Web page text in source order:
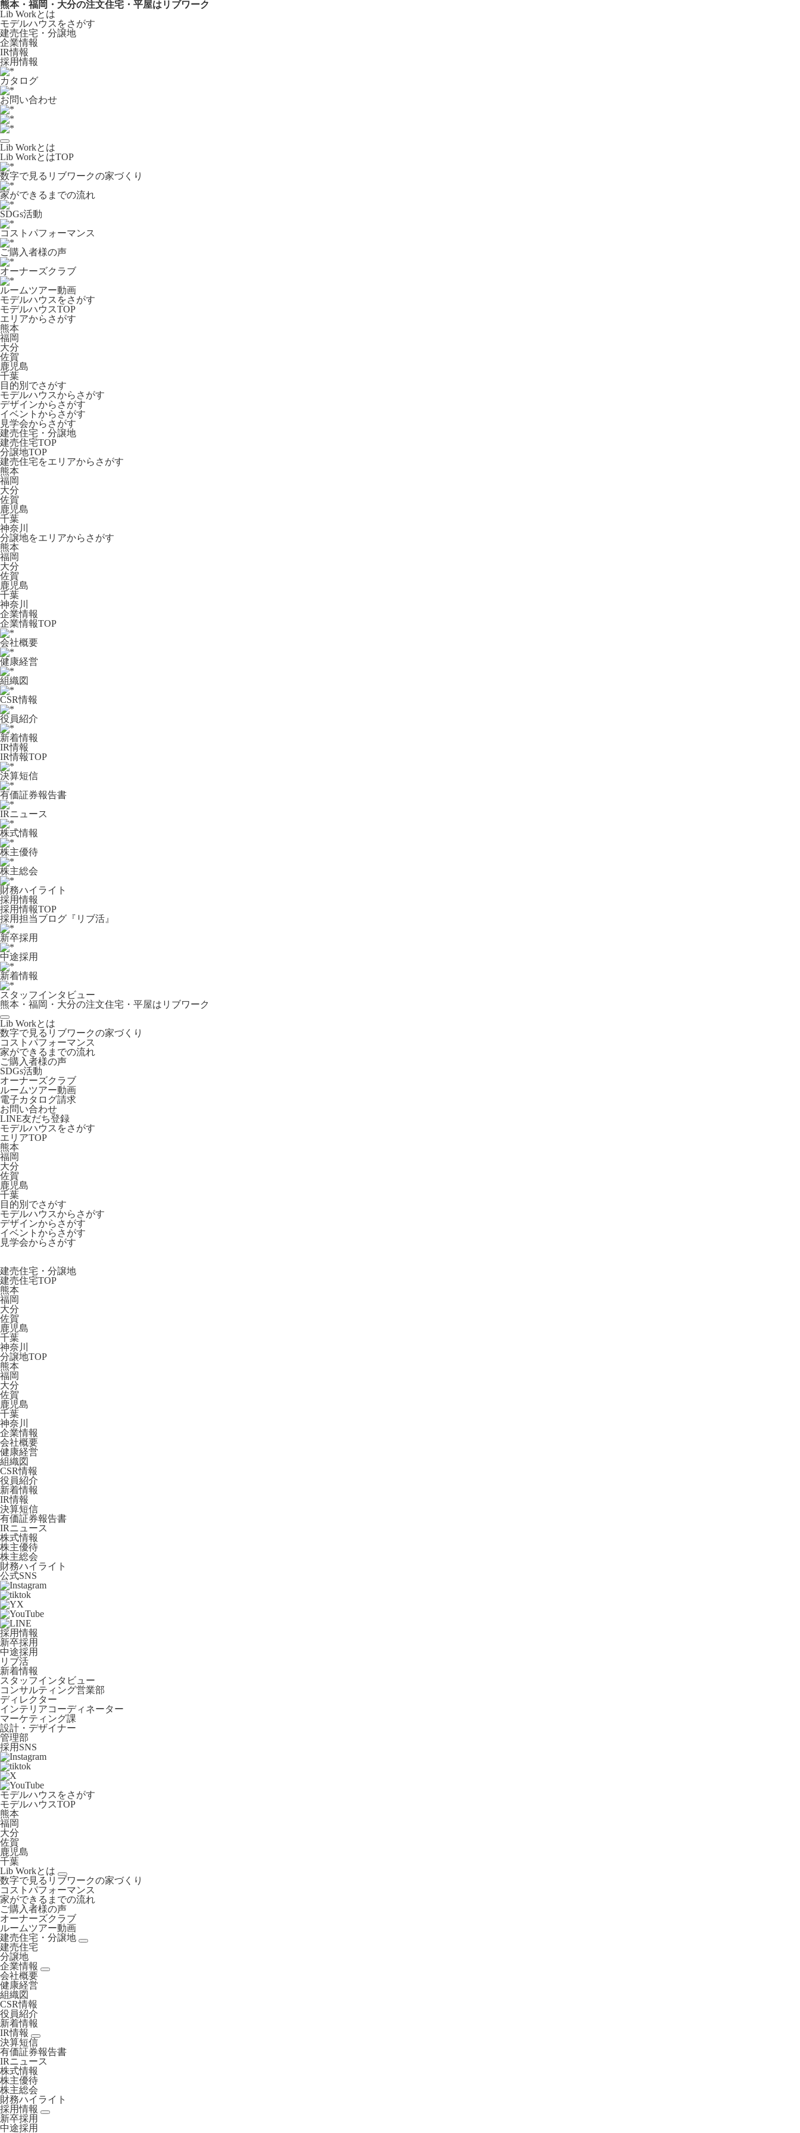
熊本・福岡・大分の注文住宅・平屋はリブワーク
Lib Workとは
モデルハウスをさがす
建売住宅・分譲地
企業情報
IR情報
採用情報
カタログ
お問い合わせ
Lib Workとは
Lib WorkとはTOP
数字で⾒るリブワークの家づくり
家ができるまでの流れ
SDGs活動
コストパフォーマンス
ご購入者様の声
オーナーズクラブ
ルームツアー動画
モデルハウスをさがす
モデルハウスTOP
エリアからさがす
熊本
福岡
大分
佐賀
鹿児島
千葉
目的別でさがす
モデルハウスからさがす
デザインからさがす
イベントからさがす
見学会からさがす
建売住宅・分譲地
建売住宅TOP
分譲地TOP
建売住宅をエリアからさがす
熊本
福岡
大分
佐賀
鹿児島
千葉
神奈川
分譲地をエリアからさがす
熊本
福岡
大分
佐賀
鹿児島
千葉
神奈川
企業情報
企業情報TOP
会社概要
健康経営
組織図
CSR情報
役員紹介
新着情報
IR情報
IR情報TOP
決算短信
有価証券報告書
IRニュース
株式情報
株主優待
株主総会
財務ハイライト
採用情報
採用情報TOP
採用担当ブログ『リブ活』
新卒採用
中途採用
新着情報
スタッフインタビュー
熊本・福岡・大分の注文住宅・平屋はリブワーク
Lib Workとは
数字で見るリブワークの家づくり
コストパフォーマンス
家ができるまでの流れ
ご購入者様の声
SDGs活動
オーナーズクラブ
ルームツアー動画
電子カタログ請求
お問い合わせ
LINE友だち登録
モデルハウスをさがす
エリアTOP
熊本
福岡
大分
佐賀
鹿児島
千葉
目的別でさがす
モデルハウスからさがす
デザインからさがす
イベントからさがす
見学会からさがす
建売住宅・分譲地
建売住宅TOP
熊本
福岡
大分
佐賀
鹿児島
千葉
神奈川
分譲地TOP
熊本
福岡
大分
佐賀
鹿児島
千葉
神奈川
企業情報
会社概要
健康経営
組織図
CSR情報
役員紹介
新着情報
IR情報
決算短信
有価証券報告書
IRニュース
株式情報
株主優待
株主総会
財務ハイライト
公式SNS
採用情報
新卒採用
中途採用
リブ活
新着情報
スタッフインタビュー
コンサルティング営業部
ディレクター
インテリアコーディネーター
マーケティング課
設計・デザイナー
管理部
採用SNS
モデルハウスをさがす
モデルハウスTOP
熊本
福岡
大分
佐賀
鹿児島
千葉
Lib Workとは
数字で見るリブワークの家づくり
コストパフォーマンス
家ができるまでの流れ
ご購入者様の声
オーナーズクラブ
ルームツアー動画
建売住宅・分譲地
建売住宅
分譲地
企業情報
会社概要
健康経営
組織図
CSR情報
役員紹介
新着情報
IR情報
決算短信
有価証券報告書
IRニュース
株式情報
株主優待
株主総会
財務ハイライト
採用情報
新卒採用
中途採用